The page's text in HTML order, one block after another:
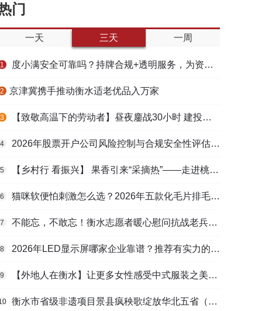
门
一天 三天 一周
1 度小满安全可靠吗？持牌合规+透明服务，为资金周转筑牢多重保障
2 ​京津冀携手推动衡水适老优品入万家
3 【致敬高温下的劳动者】昼夜鏖战30小时 建投衡水水务紧急抢修保民生用水
4 2026年股票开户公司风险控制与合规安全性评估：投资者保护机制哪家靠谱？
5 【乡村行 看振兴】 果香引来“采摘热”——走进桃城区贾家庄村
6 猫咪软便怕刺激怎么选？2026年五款化毛片排毛护肠避坑指南
7 不能忘，不敢忘！衡水志愿者暖心慰问抗战老兵和老党员
8 2026年LED显示屏哪家企业靠谱？推荐有实力的LED显示屏工程服务商
9 【外地人在衡水】让更多女性感受中式服装之美——山东人蒋静静的在衡创业路
衡水市省级非遗项目景县疯秧歌绽放华北五省（区）市舞蹈大赛舞台